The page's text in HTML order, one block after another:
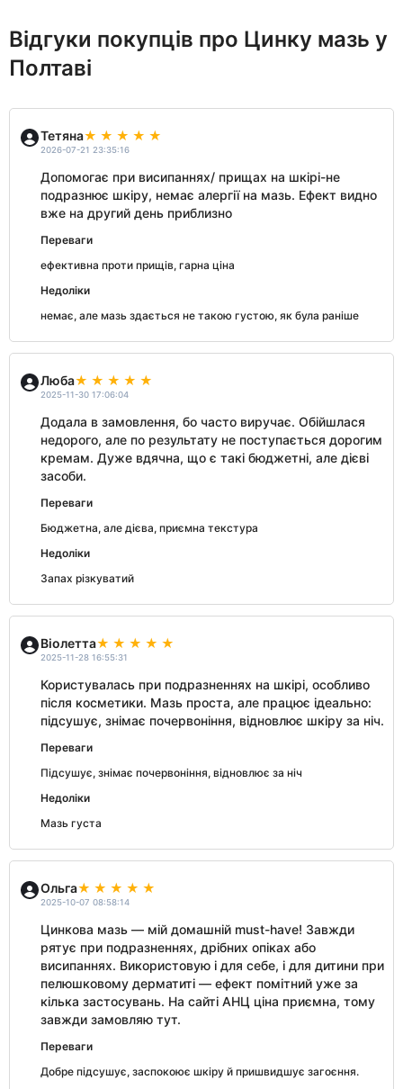
Відгуки покупців про Цинку мазь у
Полтаві
Тетяна
2026-07-21 23:35:16
Допомогає при висипаннях/ прищах на шкірі-не
подразнює шкіру, немає алергії на мазь. Ефект видно
вже на другий день приблизно
Переваги
ефективна проти прищів, гарна ціна
Недоліки
немає, але мазь здається не такою густою, як була раніше
Люба
2025-11-30 17:06:04
Додала в замовлення, бо часто виручає. Обійшлася
недорого, але по результату не поступається дорогим
кремам. Дуже вдячна, що є такі бюджетні, але дієві
засоби.
Переваги
Бюджетна, але дієва, приємна текстура
Недоліки
Запах різкуватий
Віолетта
2025-11-28 16:55:31
Користувалась при подразненнях на шкірі, особливо
після косметики. Мазь проста, але працює ідеально:
підсушує, знімає почервоніння, відновлює шкіру за ніч.
Переваги
Підсушує, знімає почервоніння, відновлює за ніч
Недоліки
Мазь густа
Ольга
2025-10-07 08:58:14
Цинкова мазь — мій домашній must-have! Завжди
рятує при подразненнях, дрібних опіках або
висипаннях. Використовую і для себе, і для дитини при
пелюшковому дерматиті — ефект помітний уже за
кілька застосувань. На сайті АНЦ ціна приємна, тому
завжди замовляю тут.
Переваги
Добре підсушує, заспокоює шкіру й пришвидшує загоєння.